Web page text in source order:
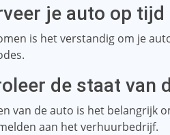
je auto op tijd
is het verstandig om je
de staat van
van de auto is het belangrijk
aan het verhuurbedrijf.